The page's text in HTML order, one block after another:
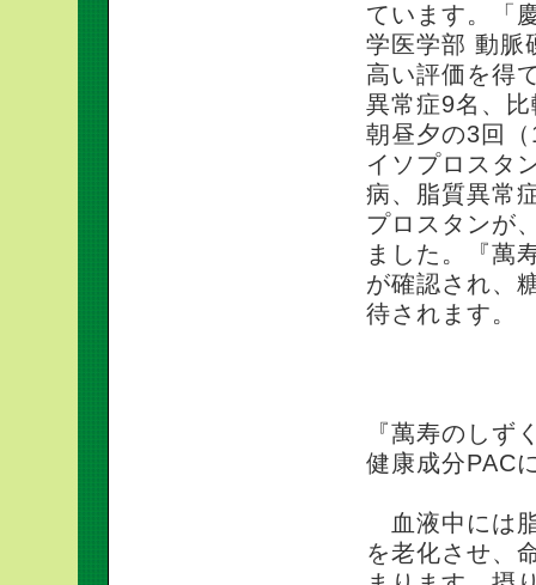
ています。「
学医学部 動脈
高い評価を得
異常症9名、
朝昼夕の3回
イソプロスタ
病、脂質異常
プロスタンが
ました。『萬
が確認され、
待されます。
『萬寿のしず
健康成分PAC
血液中には
を老化させ、